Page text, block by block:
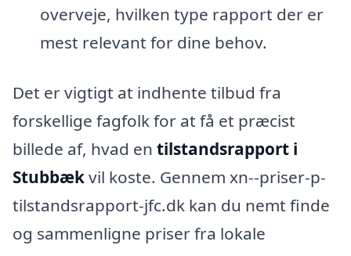
overveje, hvilken type rapport der er
mest relevant for dine behov.
Det er vigtigt at indhente tilbud fra
forskellige fagfolk for at få et præcist
billede af, hvad en tilstandsrapport i
Stubbækvil koste. Gennem xn--priser-p-
tilstandsrapport-jfc.dk kan du nemt finde
og sammenligne priser fra lokale